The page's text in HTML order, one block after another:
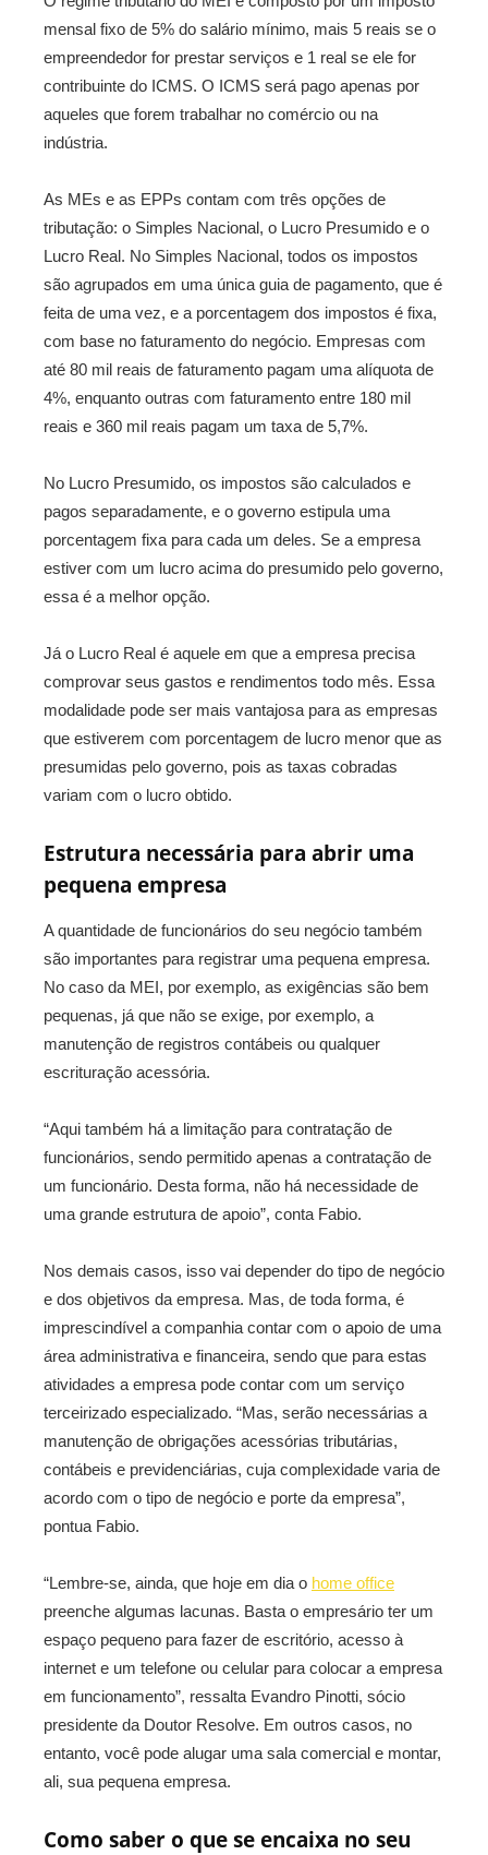
mensal fixo de 5% do salário mínimo, mais 5 reais se o
empreendedor for prestar serviços e 1 real se ele for
contribuinte do ICMS. O ICMS será pago apenas por
aqueles que forem trabalhar no comércio ou na
indústria.
As MEs e as EPPs contam com três opções de
tributação: o Simples Nacional, o Lucro Presumido e o
Lucro Real. No Simples Nacional, todos os impostos
são agrupados em uma única guia de pagamento, que é
feita de uma vez, e a porcentagem dos impostos é fixa,
com base no faturamento do negócio. Empresas com
até 80 mil reais de faturamento pagam uma alíquota de
4%, enquanto outras com faturamento entre 180 mil
reais e 360 mil reais pagam um taxa de 5,7%.
No Lucro Presumido, os impostos são calculados e
pagos separadamente, e o governo estipula uma
porcentagem fixa para cada um deles. Se a empresa
estiver com um lucro acima do presumido pelo governo,
essa é a melhor opção.
Já o Lucro Real é aquele em que a empresa precisa
comprovar seus gastos e rendimentos todo mês. Essa
modalidade pode ser mais vantajosa para as empresas
que estiverem com porcentagem de lucro menor que as
presumidas pelo governo, pois as taxas cobradas
variam com o lucro obtido.
Estrutura necessária para abrir uma
pequena empresa
A quantidade de funcionários do seu negócio também
são importantes para registrar uma pequena empresa.
No caso da MEI, por exemplo, as exigências são bem
pequenas, já que não se exige, por exemplo, a
manutenção de registros contábeis ou qualquer
escrituração acessória.
“Aqui também há a limitação para contratação de
funcionários, sendo permitido apenas a contratação de
um funcionário. Desta forma, não há necessidade de
uma grande estrutura de apoio”, conta Fabio.
Nos demais casos, isso vai depender do tipo de negócio
e dos objetivos da empresa. Mas, de toda forma, é
imprescindível a companhia contar com o apoio de uma
área administrativa e financeira, sendo que para estas
atividades a empresa pode contar com um serviço
terceirizado especializado. “Mas, serão necessárias a
manutenção de obrigações acessórias tributárias,
contábeis e previdenciárias, cuja complexidade varia de
acordo com o tipo de negócio e porte da empresa”,
pontua Fabio.
“Lembre-se, ainda, que hoje em dia o home office
preenche algumas lacunas. Basta o empresário ter um
espaço pequeno para fazer de escritório, acesso à
internet e um telefone ou celular para colocar a empresa
em funcionamento”, ressalta Evandro Pinotti, sócio
presidente da Doutor Resolve. Em outros casos, no
entanto, você pode alugar uma sala comercial e montar,
ali, sua pequena empresa.
Como saber o que se encaixa no seu